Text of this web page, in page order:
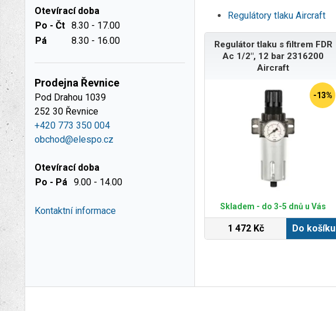
Otevírací doba
Po - Čt 8.30 - 17.00
Pá
8.30 - 16.00
Prodejna Řevnice
Pod Drahou 1039
252 30 Řevnice
+420 773 350 004
obchod@elespo.cz
Otevírací doba
Po - Pá 9.00 - 14.00
Kontaktní informace
Regulátory tlaku Aircraft
Regulátor tlaku s filtrem FDR
Ac 1/2", 12 bar 2316200
Aircraft
-13%
Skladem - do 3-5 dnů u Vás
1 472 Kč Do košíku